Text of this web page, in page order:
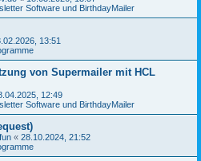
Software und BirthdayMailer
13:51
von Supermailer mit HCL
12:49
Software und BirthdayMailer
« 28.10.2024, 21:52